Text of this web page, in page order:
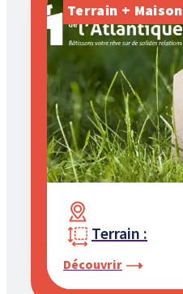
Terrain + Maison
Terrain :
Découvrir